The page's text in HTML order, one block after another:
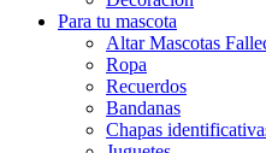
Para tu mascota
Altar Mascotas
Ropa
Recuerdos
Bandanas
Chapas